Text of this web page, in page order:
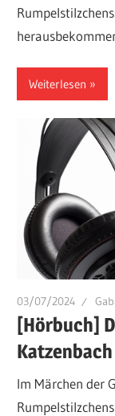
Weiterlesen
03/07/2024 Gabi
[Hörbuch]
Im Märchen der